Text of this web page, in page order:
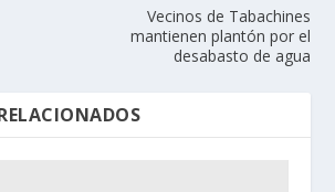
Vecinos de Tabachines
mantienen plantón por el
desabasto de agua